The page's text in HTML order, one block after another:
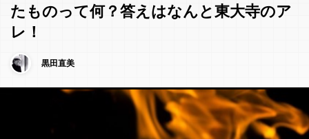
たものって何？答えはなんと東大寺のア
レ！
黒田直美